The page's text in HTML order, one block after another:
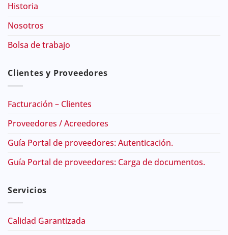
Historia
Nosotros
Bolsa de trabajo
Clientes y Proveedores
Facturación – Clientes
Proveedores / Acreedores
Guía Portal de proveedores: Autenticación.
Guía Portal de proveedores: Carga de documentos.
Servicios
Calidad Garantizada